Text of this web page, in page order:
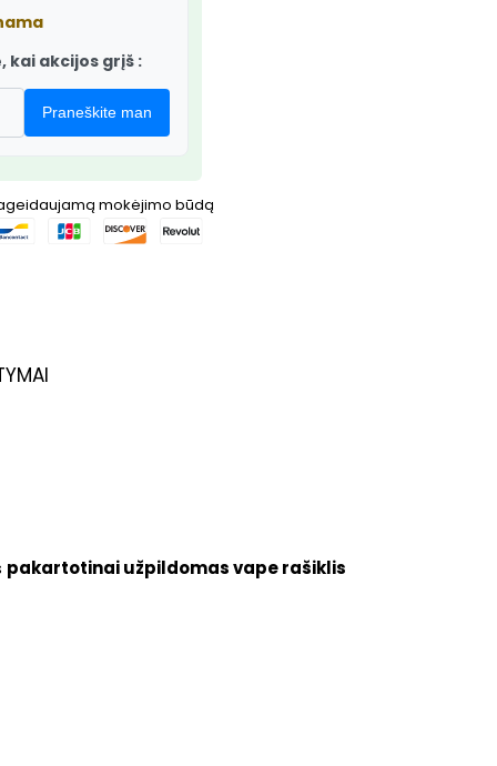
kai akcijos grįš :
Praneškite man
mokėjimo būdą
pakartotinai užpildomas vape rašiklis